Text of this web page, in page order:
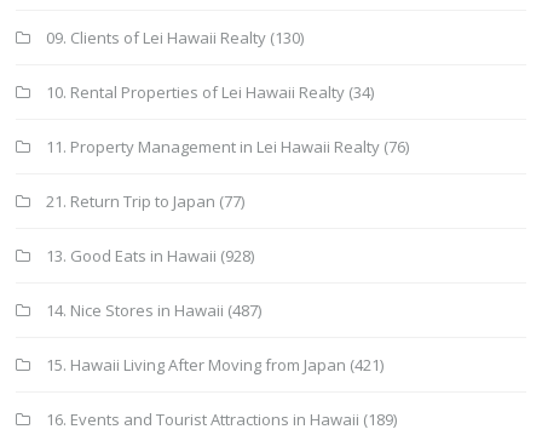
09. Clients of Lei Hawaii Realty (130)
10. Rental Properties of Lei Hawaii Realty (34)
11. Property Management in Lei Hawaii Realty (76)
21. Return Trip to Japan (77)
13. Good Eats in Hawaii (928)
14. Nice Stores in Hawaii (487)
15. Hawaii Living After Moving from Japan (421)
16. Events and Tourist Attractions in Hawaii (189)